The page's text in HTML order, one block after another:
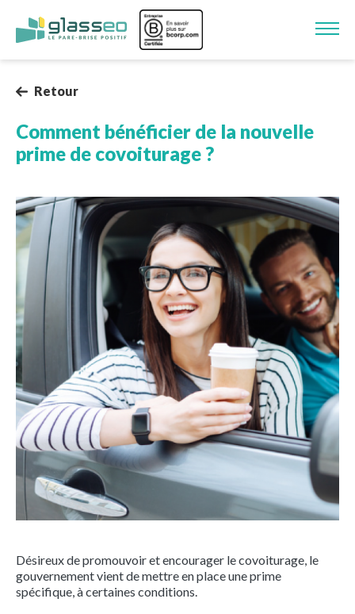
Aller au contenu principal
Image
Retour
Comment bénéficier de la nouvelle
prime de covoiturage ?
Image
Désireux de promouvoir et encourager le covoiturage, le
gouvernement vient de mettre en place une prime
spécifique, à certaines conditions.